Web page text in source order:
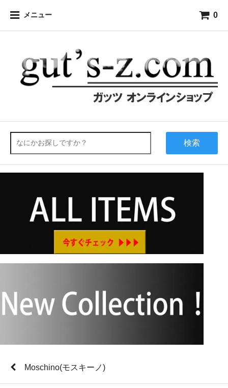
メニュー 0
検索
Moschino(モスキーノ)